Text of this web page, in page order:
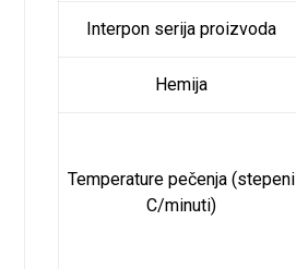
Interpon serija proizvoda
Hemija
Temperature pečenja (stepeni
C/minuti)